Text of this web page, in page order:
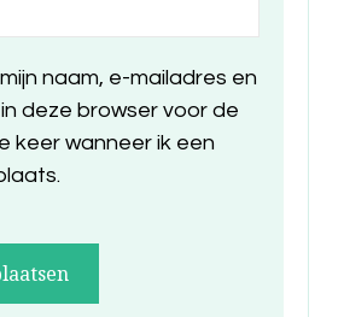
naam, e-mailadres en
deze browser voor de
keer wanneer ik een